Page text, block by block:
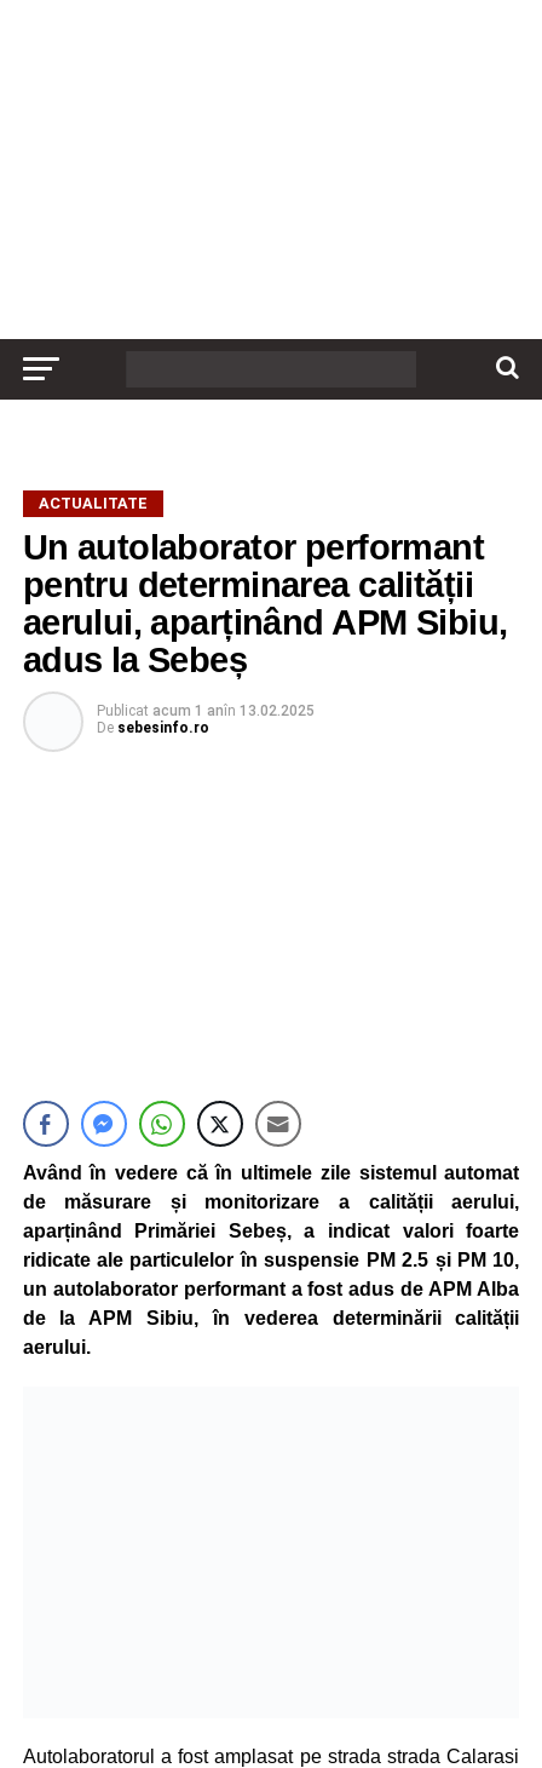
ACTUALITATE
Un autolaborator performant
pentru determinarea calității
aerului, aparținând APM Sibiu,
adus la Sebeș
Publicat acum 1 anîn 13.02.2025
De sebesinfo.ro
Având în vedere că în ultimele zile sistemul automat
de măsurare și monitorizare a calității aerului,
aparținând Primăriei Sebeș, a indicat valori foarte
ridicate ale particulelor în suspensie PM 2.5 și PM 10,
un autolaborator performant a fost adus de APM Alba
de la APM Sibiu, în vederea determinării calității
aerului.
Autolaboratorul a fost amplasat pe stradastrada Calarasi